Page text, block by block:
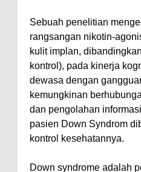
Sebuah penelitian
rangsangan nikotin-
kulit implan,
kontrol), pada kinerja
dewasa dengan
kemungkinan
dan pengolahan
pasien Down Syndrom
kontrol kesehatannya.
Down syndrome adalah